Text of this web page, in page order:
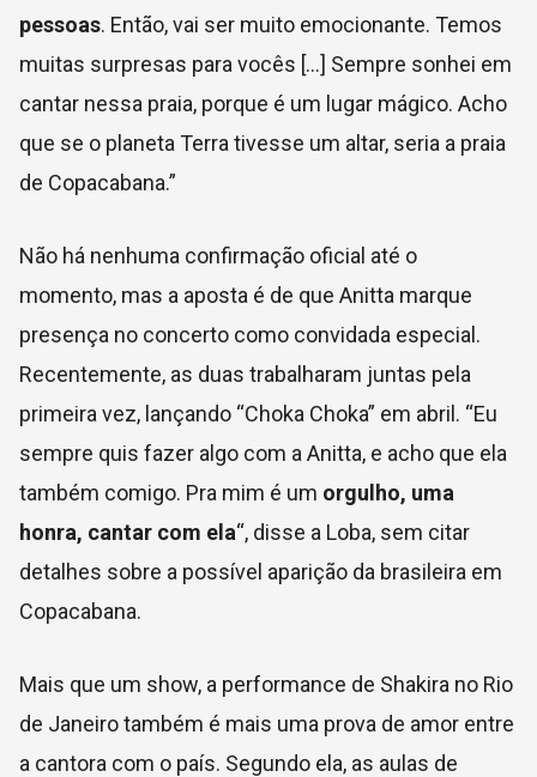
pessoas. Então, vai ser muito emocionante. Temos
muitas surpresas para vocês […] Sempre sonhei em
cantar nessa praia, porque é um lugar mágico. Acho
que se o planeta Terra tivesse um altar, seria a praia
de Copacabana.”
Não há nenhuma confirmação oficial até o
momento, mas a aposta é de que Anitta marque
presença no concerto como convidada especial.
Recentemente, as duas trabalharam juntas pela
primeira vez, lançando “Choka Choka” em abril. “Eu
sempre quis fazer algo com a Anitta, e acho que ela
também comigo. Pra mim é um orgulho, uma
honra, cantar com ela“, disse a Loba, sem citar
detalhes sobre a possível aparição da brasileira em
Copacabana.
Mais que um show, a performance de Shakira no Rio
de Janeiro também é mais uma prova de amor entre
a cantora com o país. Segundo ela, as aulas de